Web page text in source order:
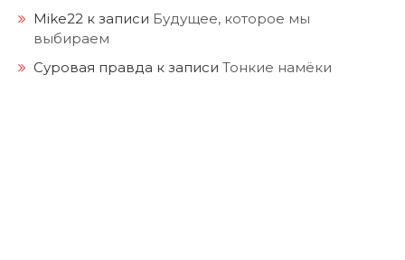
Mike22 к записи Будущее, которое мы
выбираем
Суровая правда к записи Тонкие намёки